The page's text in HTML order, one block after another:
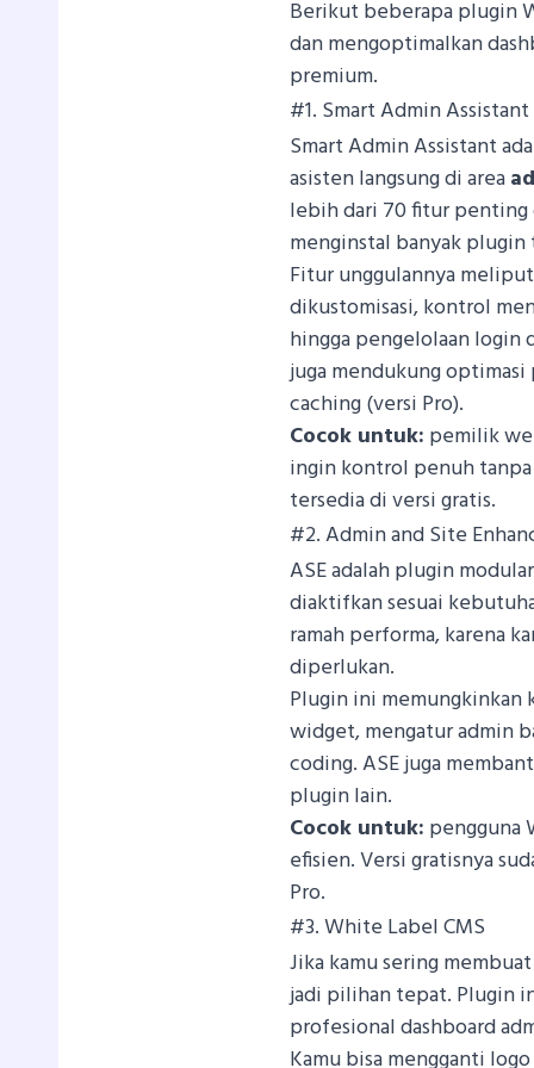
Berikut beberapa plugin
dan mengoptimalkan
premium.
#1. Smart Admin Assistant
Smart Admin Assistant
asisten langsung di area
lebih dari 70 fitur penting
menginstal banyak plugin
Fitur unggulannya
dikustomisasi, kontrol
hingga pengelolaan login
juga mendukung
caching (versi Pro).
Cocok untuk: pemilik
ingin kontrol penuh
tersedia di versi gratis.
#2. Admin and Site
ASE adalah plugin
diaktifkan sesuai
ramah performa, karena
diperlukan.
Plugin ini memungkinkan
widget, mengatur admin
coding. ASE juga
plugin lain.
Cocok untuk: pengguna
efisien. Versi gratisnya
Pro.
#3. White Label CMS
Jika kamu sering
jadi pilihan tepat. Plugin
profesional dashboard
Kamu bisa mengganti